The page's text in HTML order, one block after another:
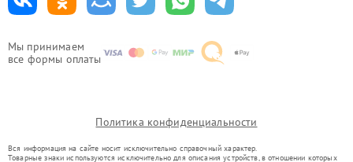
Мы принимаем
все формы оплаты
Политика конфиденциальности
Вся информация на сайте носит исключительно справочный характер.
Товарные знаки используются исключительно для описания устройств, в отношении которых